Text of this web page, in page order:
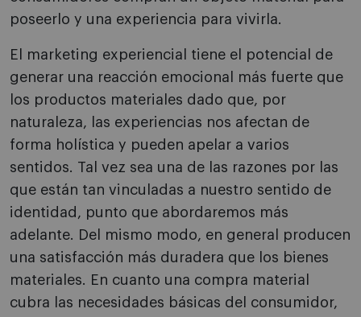
poseerlo y una experiencia para vivirla.
El marketing experiencial tiene el potencial de
generar una reacción emocional más fuerte que
los productos materiales dado que, por
naturaleza, las experiencias nos afectan de
forma holística y pueden apelar a varios
sentidos. Tal vez sea una de las razones por las
que están tan vinculadas a nuestro sentido de
identidad, punto que abordaremos más
adelante. Del mismo modo, en general producen
una satisfacción más duradera que los bienes
materiales. En cuanto una compra material
cubra las necesidades básicas del consumidor,